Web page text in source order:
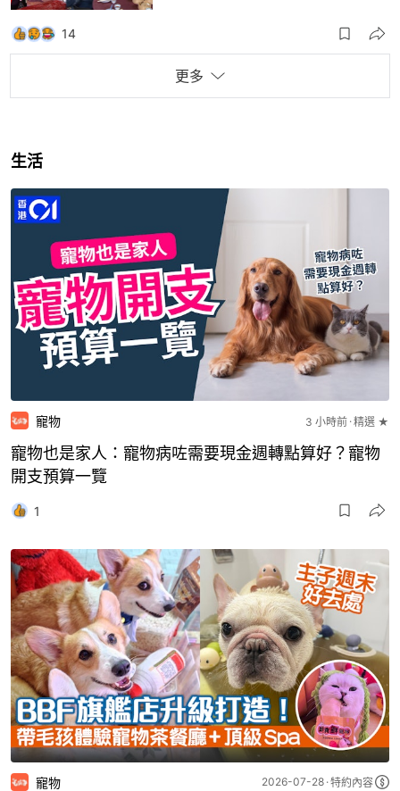
14
更多
生活
寵物 3 小時前 精選 ★
寵物也是家人：寵物病咗需要現金週轉點算好？寵物
開支預算一覽
1
寵物 2026-07-28 特約內容